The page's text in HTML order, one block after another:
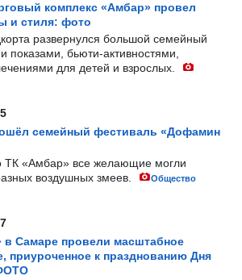
комплекс «Амбар» провел
и стиля: фото
развернулся большой семейный
показами, бьюти-активностями,
для детей и взрослых.
семейный фестиваль «Дофамин
ТК «Амбар» все желающие могли
воздушных змеев.
Общество
в Самаре провели масштабное
приуроченное к празднованию Дня